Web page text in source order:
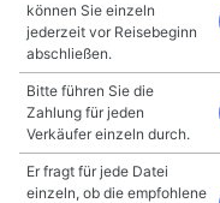
können Sie einzeln
jederzeit vor Reisebeginn
abschließen.
Bitte führen Sie die
Zahlung für jeden
Verkäufer einzeln durch.
Er fragt für jede Datei
einzeln, ob die empfohlene